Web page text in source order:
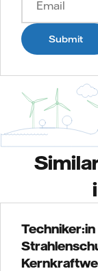
Submit
Techniker:in